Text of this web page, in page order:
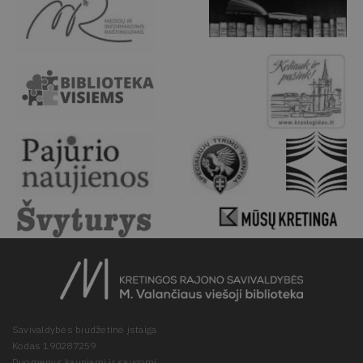
Savivaldybės biudžetinė įstaiga
Kodas 190287259